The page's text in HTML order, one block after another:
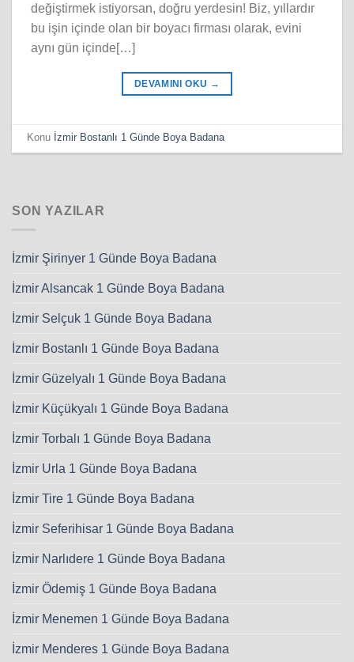
değiştirmek istiyorsan, doğru yerdesin! Biz, yıllardır
bu işin içinde olan bir boyacı firması olarak, evini
aynı gün içinde[…]
DEVAMINI OKU →
Konu İzmir Bostanlı 1 Günde Boya Badana
SON YAZILAR
İzmir Şirinyer 1 Günde Boya Badana
İzmir Alsancak 1 Günde Boya Badana
İzmir Selçuk 1 Günde Boya Badana
İzmir Bostanlı 1 Günde Boya Badana
İzmir Güzelyalı 1 Günde Boya Badana
İzmir Küçükyalı 1 Günde Boya Badana
İzmir Torbalı 1 Günde Boya Badana
İzmir Urla 1 Günde Boya Badana
İzmir Tire 1 Günde Boya Badana
İzmir Seferihisar 1 Günde Boya Badana
İzmir Narlıdere 1 Günde Boya Badana
İzmir Ödemiş 1 Günde Boya Badana
İzmir Menemen 1 Günde Boya Badana
İzmir Menderes 1 Günde Boya Badana